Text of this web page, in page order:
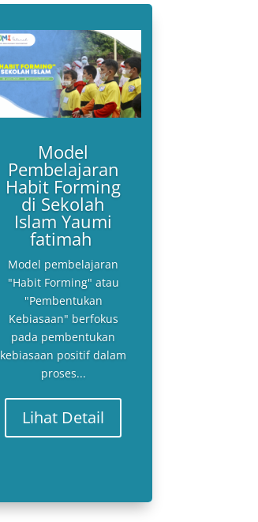
Model
Pembelajaran
Habit Forming
di Sekolah
Islam Yaumi
fatimah
Model pembelajaran
"Habit Forming" atau
"Pembentukan
Kebiasaan" berfokus
pada pembentukan
kebiasaan positif dalam
proses...
Lihat Detail